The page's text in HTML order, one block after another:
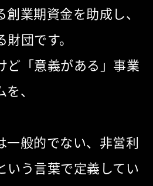
創業期資金を助成し、
団です。
ど「意義がある」事業
、
般的でない、 非営利
いう言葉で定義してい